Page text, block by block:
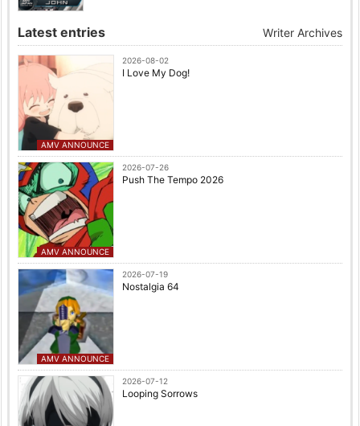
Latest entries Writer Archives
AMV ANNOUNCE
2026-08-02
I Love My Dog!
AMV ANNOUNCE
2026-07-26
Push The Tempo 2026
AMV ANNOUNCE
2026-07-19
Nostalgia 64
2026-07-12
Looping Sorrows